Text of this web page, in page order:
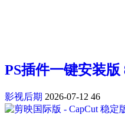
PS插件一键安装版
影视后期 2026-07-12 46